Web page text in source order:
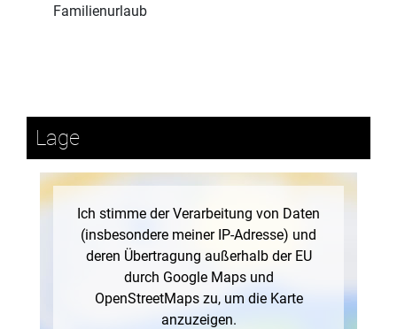
Familienurlaub
Lage
Ich stimme der Verarbeitung von Daten
(insbesondere meiner IP-Adresse) und
deren Übertragung außerhalb der EU
durch Google Maps und
OpenStreetMaps zu, um die Karte
anzuzeigen.